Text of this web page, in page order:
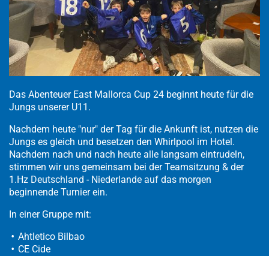
Das Abenteuer East Mallorca Cup 24 beginnt heute für die
Jungs unserer U11.
Nachdem heute "nur" der Tag für die Ankunft ist, nutzen die
Jungs es gleich und besetzen den Whirlpool im Hotel.
Nachdem nach und nach heute alle langsam eintrudeln,
stimmen wir uns gemeinsam bei der Teamsitzung & der
1.Hz Deutschland - Niederlande auf das morgen
beginnende Turnier ein.
In einer Gruppe mit:
Ahtletico Bilbao
CE Cide